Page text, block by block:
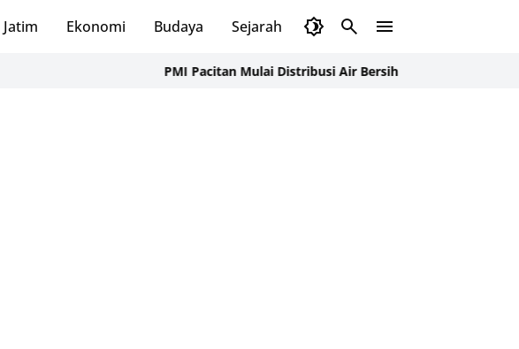
Jatim Ekonomi Budaya Sejarah Pendidikan
PMI Pacitan Mulai Distribusi Air Bersih ke Dusun Pudak, Pacitan